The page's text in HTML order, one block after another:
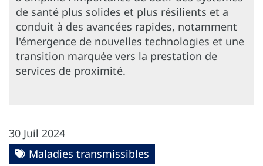
de santé plus solides et plus résilients et a
conduit à des avancées rapides, notamment
l'émergence de nouvelles technologies et une
transition marquée vers la prestation de
services de proximité.
30 Juil 2024
Maladies transmissibles